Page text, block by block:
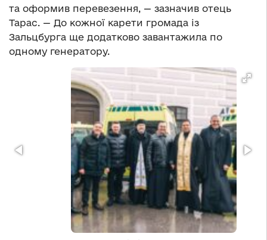
та оформив перевезення, — зазначив отець
Тарас. — До кожної карети громада із
Зальцбурга ще додатково завантажила по
одному генератору.